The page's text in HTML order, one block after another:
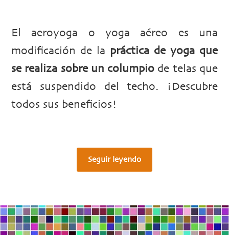
El aeroyoga o yoga aéreo es una
modificación de la práctica de yoga que
se realiza sobre un columpio de telas que
está suspendido del techo. ¡Descubre
todos sus beneficios!
Seguir leyendo